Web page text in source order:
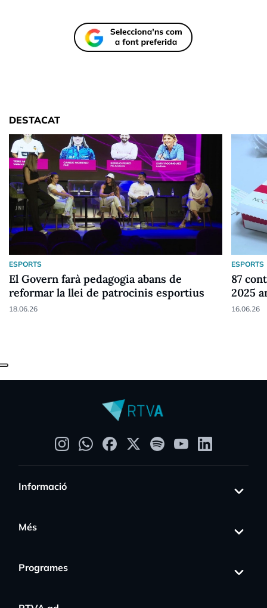
DESTACAT
ESPORTS
El Govern farà pedagogia abans de
reformar la llei de patrocinis esportius
18.06.26
ESPORTS
87
2025
16.06.26
Informació
Més
Programes